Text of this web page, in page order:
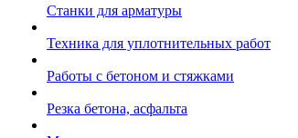
Станки для арматуры
Техника для уплотнительных работ
Работы с бетоном и стяжками
Резка бетона, асфальта